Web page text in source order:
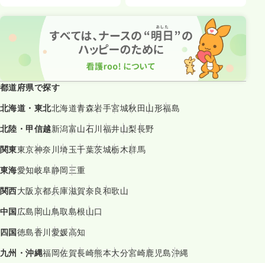
都道府県で探す
北海道・東北北海道青森岩手宮城秋田山形福島
北陸・甲信越新潟富山石川福井山梨長野
関東東京神奈川埼玉千葉茨城栃木群馬
東海愛知岐阜静岡三重
関西大阪京都兵庫滋賀奈良和歌山
中国広島岡山鳥取島根山口
四国徳島香川愛媛高知
九州・沖縄福岡佐賀長崎熊本大分宮崎鹿児島沖縄